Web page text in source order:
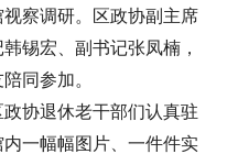
察调研。区政协副主席
锡宏、副书记张凤楠，
同参加。
协退休老干部们认真驻
一幅幅图片、一件件实